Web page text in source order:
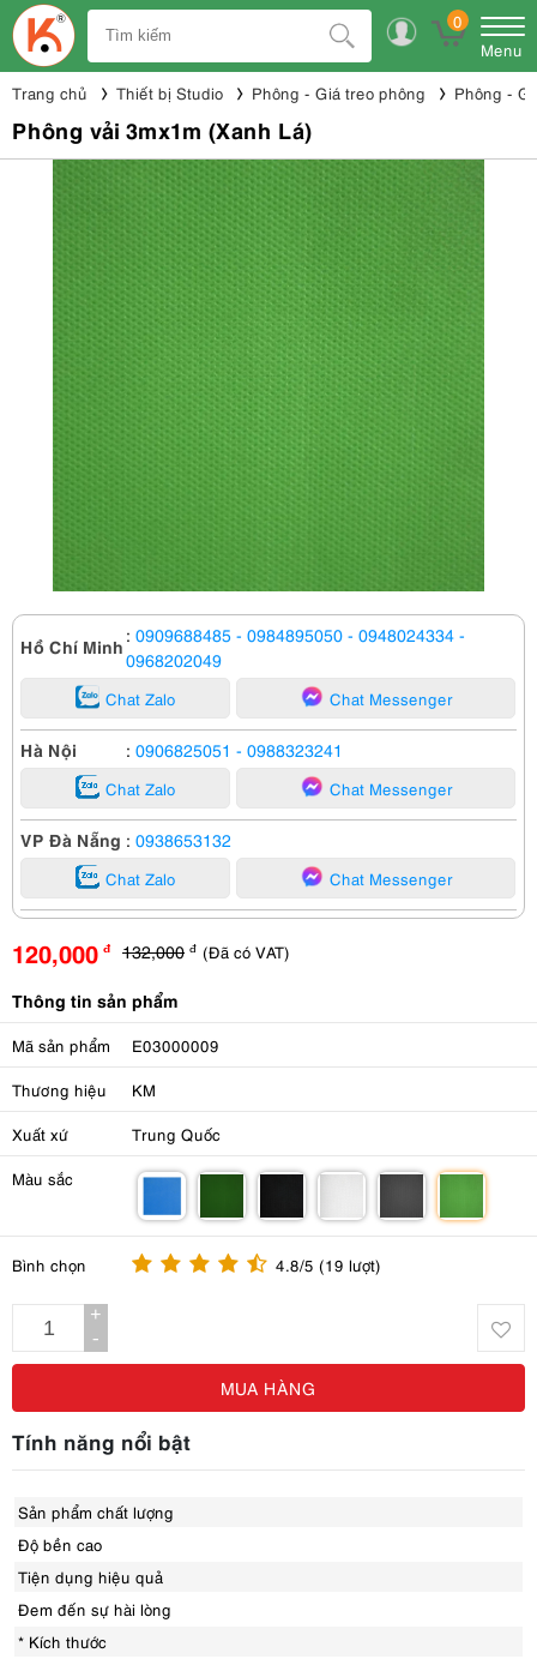
0
Menu
Trang chủ Thiết bị Studio Phông - Giá treo phông Phông -
Phông vải 3mx1m (Xanh Lá)
Hồ Chí Minh : 0909688485 - 0984895050 - 0948024334 -
0968202049
Chat Zalo Chat Messenger
Hà Nội : 0906825051 - 0988323241
Chat Zalo Chat Messenger
VP Đà Nẵng : 0938653132
Chat Zalo Chat Messenger
120,000 đ 132,000 đ (Đã có VAT)
Thông tin sản phẩm
Mã sản phẩm E03000009
Thương hiệu KM
Xuất xứ Trung Quốc
Màu sắc
Bình chọn 4.8/5 (19 lượt)
+
-
MUA HÀNG
Tính năng nổi bật
Sản phẩm chất lượng
Độ bền cao
Tiện dụng hiệu quả
Đem đến sự hài lòng
* Kích thước